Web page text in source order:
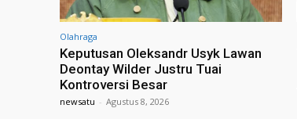
Olahraga
Keputusan Oleksandr Usyk Lawan
Deontay Wilder Justru Tuai
Kontroversi Besar
newsatu - Agustus 8, 2026